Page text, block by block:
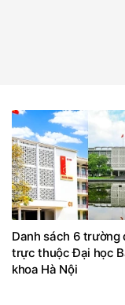
Danh sách 6 trường
trực thuộc Đại học
khoa Hà Nội